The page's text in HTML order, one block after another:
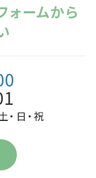
ォームから
日・祝